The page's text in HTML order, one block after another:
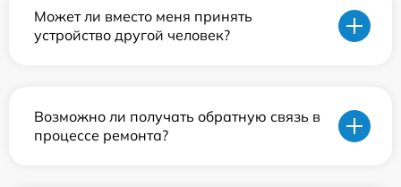
Может ли вместо меня принять
устройство другой человек?
Возможно ли получать обратную связь в
процессе ремонта?